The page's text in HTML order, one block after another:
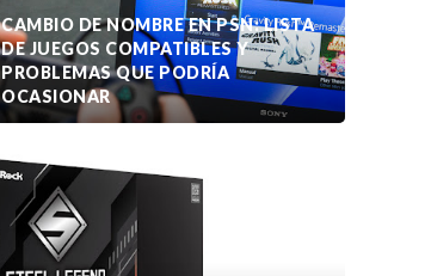
CAMBIO DE NOMBRE EN PSN: LISTA
DE JUEGOS COMPATIBLES Y
PROBLEMAS QUE PODRÍA
OCASIONAR